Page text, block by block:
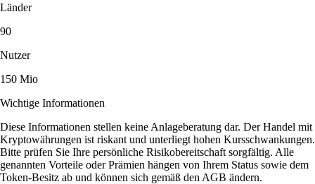
Länder
90
Nutzer
150 Mio
Wichtige Informationen
Diese Informationen stellen keine Anlageberatung dar. Der Handel mit
Kryptowährungen ist riskant und unterliegt hohen Kursschwankungen.
Bitte prüfen Sie Ihre persönliche Risikobereitschaft sorgfältig. Alle
genannten Vorteile oder Prämien hängen von Ihrem Status sowie dem
Token-Besitz ab und können sich gemäß den AGB ändern.